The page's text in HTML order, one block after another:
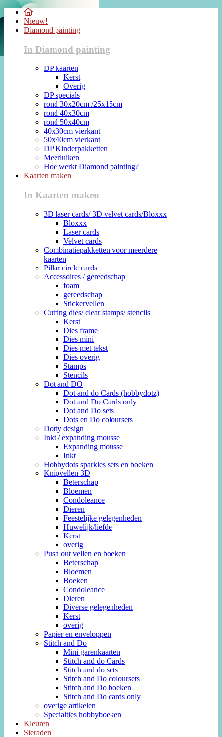
Nieuw!
Diamond painting
In Diamond painting
DP kaarten
Kerst
Overig
DP specials
rond 30x20cm /25x15cm
rond 40x30cm
rond 50x40cm
40x30cm vierkant
50x40cm vierkant
DP Kinderpakketten
Meerluiken
Hoe werkt Diamond painting?
Kaarten maken
In Kaarten maken
3D laser cards/ 3D velvet cards/Bloxxx
Bloxxx
Laser cards
Velvet cards
Combinatiepakketten voor meerdere
kaarten
Pillar circle cards
Accessoires / gereedschap
foam
gereedschap
Stickervellen
Cutting dies/ clear stamps/ stencils
Kerst
Dies frame
Dies mini
Dies met tekst
Dies overig
Stamps
Stencils
Dot and DO
Dot and do Cards (hobbydotz)
Dot and Do Cards only
Dot and Do sets
Dots en Do coloursets
Dotty design
Inkt / expanding mousse
Expanding mousse
Inkt
Hobbydots sparkles sets en boeken
Knipvellen 3D
Beterschap
Bloemen
Condoleance
Dieren
Feestelijke gelegenheden
Huwelijk/liefde
Kerst
overig
Push out vellen en boeken
Beterschap
Bloemen
Boeken
Condoleance
Dieren
Diverse gelegenheden
Kerst
overig
Papier en enveloppen
Stitch and Do
Mini garenkaarten
Stitch and do Cards
Stitch and do sets
Stitch and Do coloursets
Stitch and Do boeken
Stitch and Do cards only
overige artikelen
Specialties hobbyboeken
Kleuren
Sieraden